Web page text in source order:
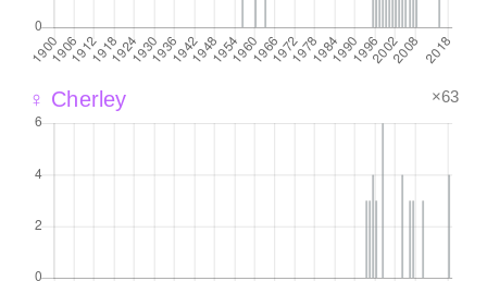
♀ Cherley ×63